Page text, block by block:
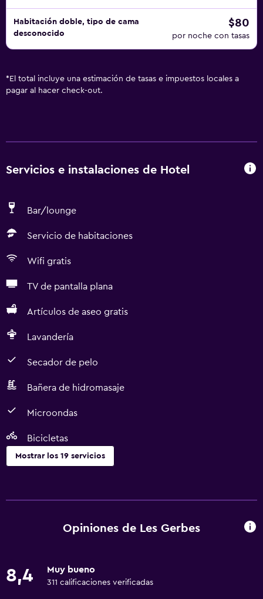
Habitación doble, tipo de cama
desconocido
$80
por noche con tasas
* El total incluye una estimación de tasas e impuestos locales a
pagar al hacer check-out.
Servicios e instalaciones de Hotel
Bar/lounge
Servicio de habitaciones
Wifi gratis
TV de pantalla plana
Artículos de aseo gratis
Lavandería
Secador de pelo
Bañera de hidromasaje
Microondas
Bicicletas
Mostrar los 19 servicios
Wifi gratis
Opiniones de Les Gerbes
8,4 Muy bueno
311 calificaciones verificadas